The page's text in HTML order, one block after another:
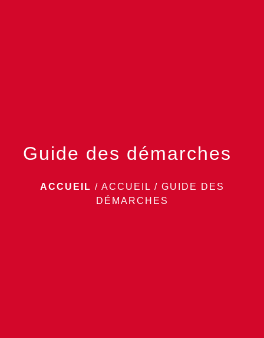
Guide des démarches
ACCUEIL / ACCUEIL / GUIDE DES
DÉMARCHES